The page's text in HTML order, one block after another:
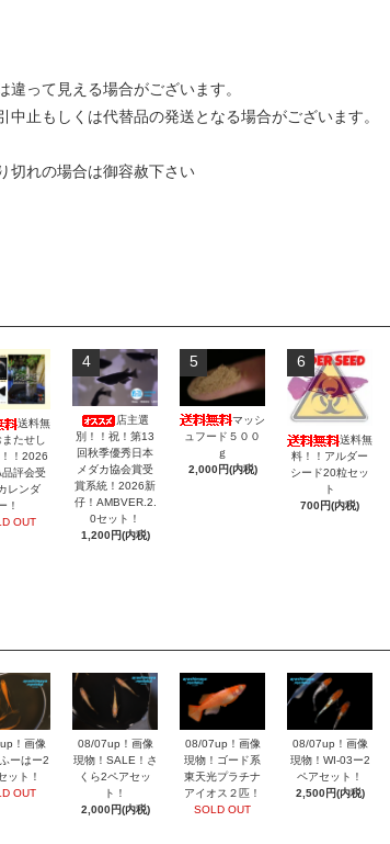
違って見える場合がございます。
中止もしくは代替品の発送となる場合がございます。
切れの場合は御容赦下さい
送料無
たせし
！2026
評会受
レンダ
！
OUT
4
店主選
別！！祝！第13
回秋季優秀日本
メダカ協会賞受
賞系統！2026新
仔！AMBVER.2.
0セット！
1,200円(内税)
5
マッシ
ュフード５００
ｇ
2,000円(内税)
6
送料無
料！！アルダー
シード20粒セッ
ト
700円(内税)
！画像
ーはー2
ット！
OUT
08/07up！画像
現物！SALE！さ
くら2ペアセッ
ト！
2,000円(内税)
08/07up！画像
現物！ゴード系
東天光プラチナ
アイオス２匹！
SOLD OUT
08/07up！画像
現物！WI-03ー2
ペアセット！
2,500円(内税)